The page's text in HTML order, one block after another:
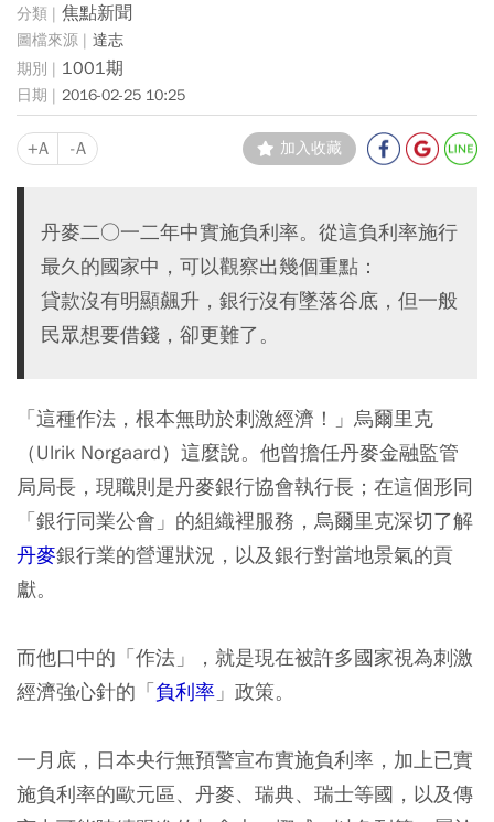
焦點新聞
達志
1001期
2016-02-25 10:25
+A -A 加入收藏
丹麥二○一二年中實施負利率。從這負利率施行
最久的國家中，可以觀察出幾個重點：
貸款沒有明顯飆升，銀行沒有墜落谷底，但一般
民眾想要借錢，卻更難了。
「這種作法，根本無助於刺激經濟！」 烏爾里克
（Ulrik Norgaard）這麼說。他曾擔任丹麥金融監管
局局長，現職則是丹麥銀行協會執行長；在這個形同
「銀行同業公會」的組織裡服務，烏爾里克深切了解
丹麥銀行業的營運狀況，以及銀行對當地景氣的貢
獻。
而他口中的「作法」，就是現在被許多國家視為刺激
經濟強心針的「負利率 」政策。
一月底，日本央行無預警宣布實施負利率，加上已實
施負利率的歐元區、丹麥、瑞典、瑞士等國，以及傳